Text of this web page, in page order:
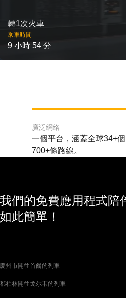
轉1次火車
乘車時間
9 小時 54 分
廣泛網絡
一個平台，涵蓋全球34+
700+條路線。
我們的免費應用程式
如此簡單！
慶州市開往首爾的列車
都柏林開往戈尔韦的列車